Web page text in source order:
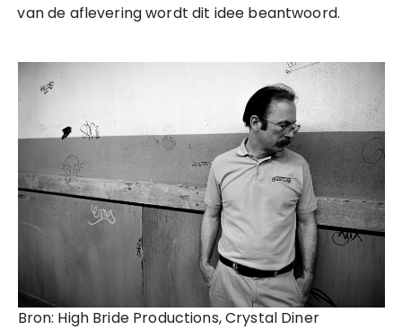
van de aflevering wordt dit idee beantwoord.
Bron: High Bride Productions, Crystal Diner